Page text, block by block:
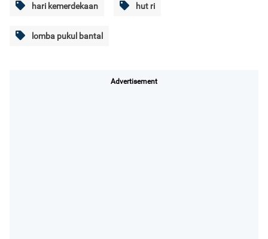
hari kemerdekaan hut ri
lomba pukul bantal
Advertisement